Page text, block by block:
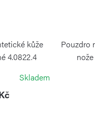
kůže
4.0822.4
Skladem
Pouzdro